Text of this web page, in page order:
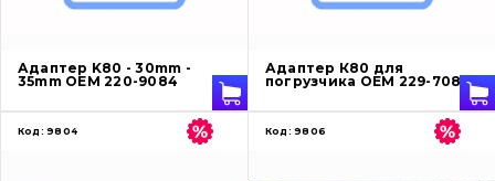
Адаптер K80 - 30mm -
35mm OEM 220-9084
Адаптер К80 для
погрузчика OEM 229-7084
Код: 9804 Код: 9806